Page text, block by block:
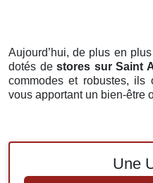
Aujourd’hui, de plus en
dotés destores sur Saint
commodes et robustes, ils
vous apportant un bien-être
Une